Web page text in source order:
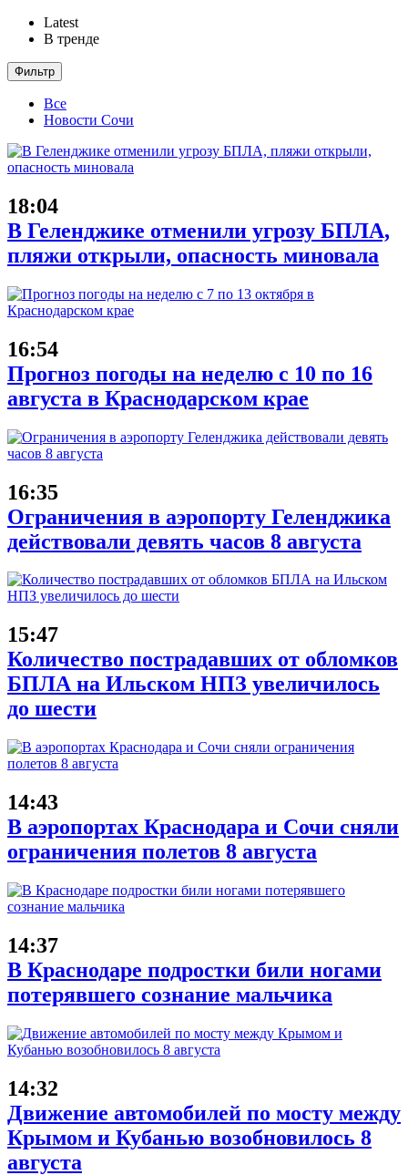
Latest
В тренде
Фильтр
Все
Новости Сочи
18:04
В Геленджике отменили угрозу БПЛА,
пляжи открыли, опасность миновала
16:54
Прогноз погоды на неделю с 10 по 16
августа в Краснодарском крае
16:35
Ограничения в аэропорту Геленджика
действовали девять часов 8 августа
15:47
Количество пострадавших от обломков
БПЛА на Ильском НПЗ увеличилось
до шести
14:43
В аэропортах Краснодара и Сочи сняли
ограничения полетов 8 августа
14:37
В Краснодаре подростки били ногами
потерявшего сознание мальчика
14:32
Движение автомобилей по мосту между
Крымом и Кубанью возобновилось 8
августа